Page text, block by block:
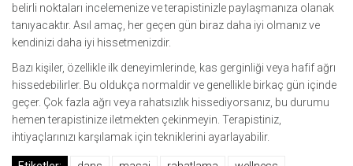
belirli noktaları incelemenize ve terapistinizle paylaşmanıza olanak
tanıyacaktır. Asıl amaç, her geçen gün biraz daha iyi olmanız ve
kendinizi daha iyi hissetmenizdir.
Bazı kişiler, özellikle ilk deneyimlerinde, kas gerginliği veya hafif ağrı
hissedebilirler. Bu oldukça normaldir ve genellikle birkaç gün içinde
geçer. Çok fazla ağrı veya rahatsızlık hissediyorsanız, bu durumu
hemen terapistinize iletmekten çekinmeyin. Terapistiniz,
ihtiyaçlarınızı karşılamak için tekniklerini ayarlayabilir.